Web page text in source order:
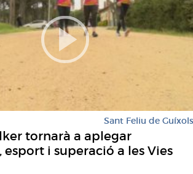
Sant Feliu de Guíxols
tornarà a aplegar
i superació a les Vies